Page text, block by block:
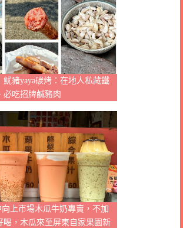
魷豬yaya碳烤：在地人私藏鐵
必吃招牌鹹豬肉
上市場木瓜牛奶專賣，不加
喝，木瓜來至屏東自家果園新